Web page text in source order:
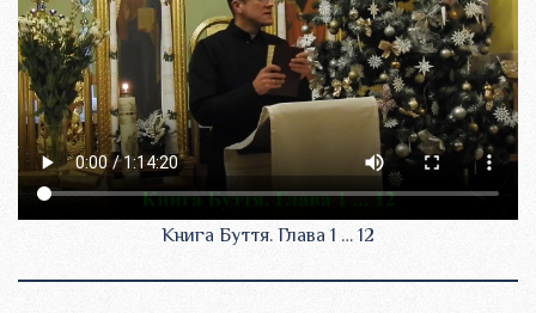
Книга Буття. Глава 1 … 12